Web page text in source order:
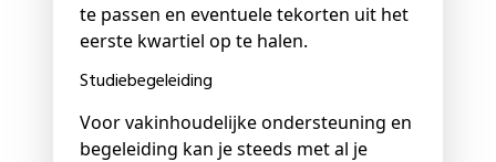
te passen en eventuele tekorten uit het
eerste kwartiel op te halen.
Studiebegeleiding
Voor vakinhoudelijke ondersteuning en
begeleiding kan je steeds met al je